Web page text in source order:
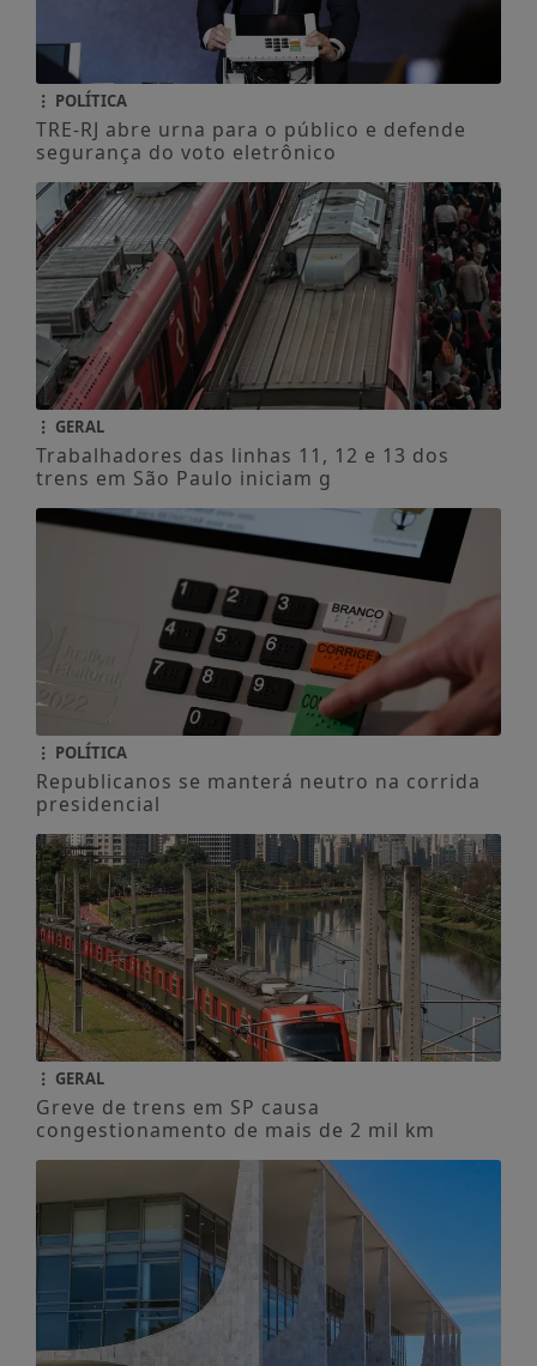
POLÍTICA
TRE-RJ abre urna para o público e defende
segurança do voto eletrônico
GERAL
Trabalhadores das linhas 11, 12 e 13 dos
trens em São Paulo iniciam g
POLÍTICA
Republicanos se manterá neutro na corrida
presidencial
GERAL
Greve de trens em SP causa
congestionamento de mais de 2 mil km